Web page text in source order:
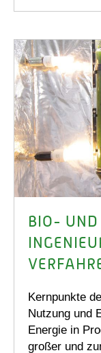
BIO- UND
Kernpunkte
Nutzung und
Energie in
großer und